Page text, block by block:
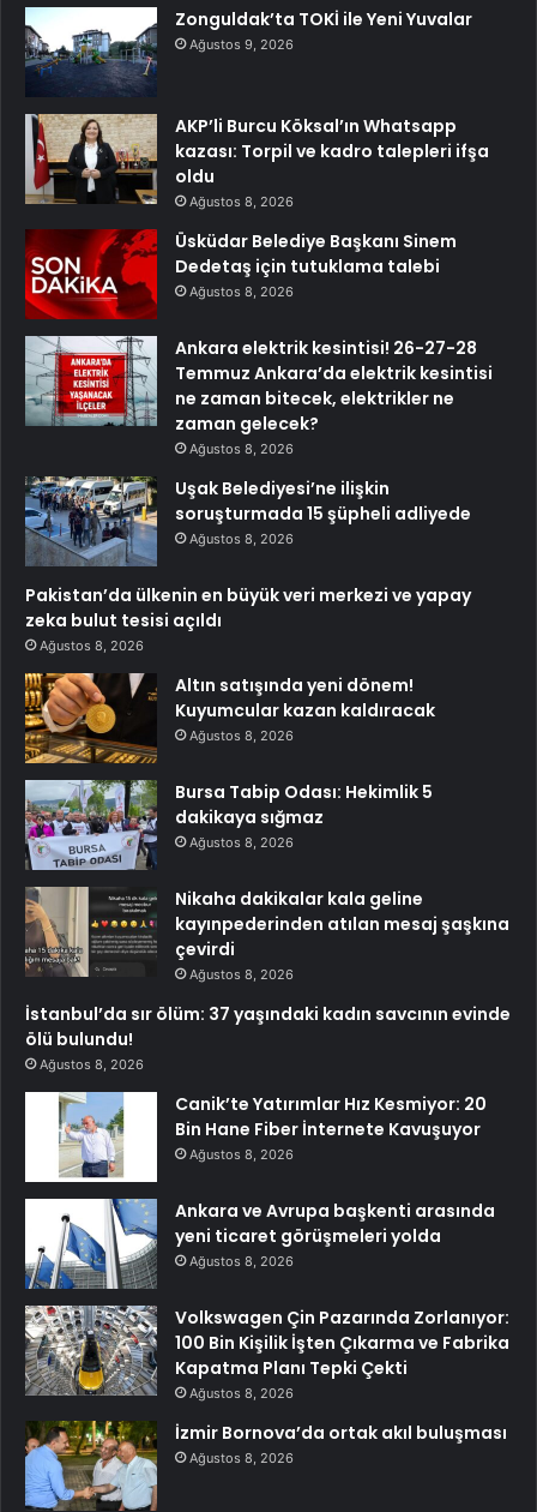
Zonguldak’ta TOKİ ile Yeni Yuvalar
Ağustos 9, 2026
AKP’li Burcu Köksal’ın Whatsapp
kazası: Torpil ve kadro talepleri ifşa
oldu
Ağustos 8, 2026
Üsküdar Belediye Başkanı Sinem
Dedetaş için tutuklama talebi
Ağustos 8, 2026
Ankara elektrik kesintisi! 26-27-28
Temmuz Ankara’da elektrik kesintisi
ne zaman bitecek, elektrikler ne
zaman gelecek?
Ağustos 8, 2026
Uşak Belediyesi’ne ilişkin
soruşturmada 15 şüpheli adliyede
Ağustos 8, 2026
Pakistan’da ülkenin en büyük veri merkezi ve yapay
zeka bulut tesisi açıldı
Ağustos 8, 2026
Altın satışında yeni dönem!
Kuyumcular kazan kaldıracak
Ağustos 8, 2026
Bursa Tabip Odası: Hekimlik 5
dakikaya sığmaz
Ağustos 8, 2026
Nikaha dakikalar kala geline
kayınpederinden atılan mesaj şaşkına
çevirdi
Ağustos 8, 2026
İstanbul’da sır ölüm: 37 yaşındaki kadın savcının evinde
ölü bulundu!
Ağustos 8, 2026
Canik’te Yatırımlar Hız Kesmiyor: 20
Bin Hane Fiber İnternete Kavuşuyor
Ağustos 8, 2026
Ankara ve Avrupa başkenti arasında
yeni ticaret görüşmeleri yolda
Ağustos 8, 2026
Volkswagen Çin Pazarında Zorlanıyor:
100 Bin Kişilik İşten Çıkarma ve Fabrika
Kapatma Planı Tepki Çekti
Ağustos 8, 2026
İzmir Bornova’da ortak akıl buluşması
Ağustos 8, 2026